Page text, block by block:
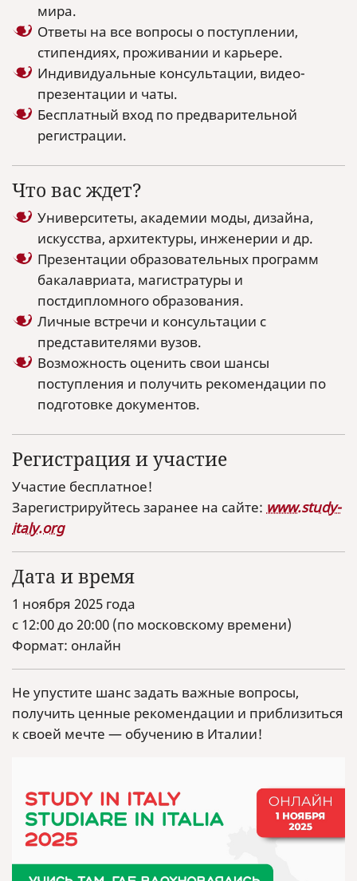
мира.
Ответы на все вопросы о поступлении,
стипендиях, проживании и карьере.
Индивидуальные консультации, видео-
презентации и чаты.
Бесплатный вход по предварительной
регистрации.
Что вас ждет?
Университеты, академии моды, дизайна,
искусства, архитектуры, инженерии и др.
Презентации образовательных программ
бакалавриата, магистратуры и
постдипломного образования.
Личные встречи и консультации с
представителями вузов.
Возможность оценить свои шансы
поступления и получить рекомендации по
подготовке документов.
Регистрация и участие
Участие бесплатное!
Зарегистрируйтесь заранее на сайте: www.study-
italy.org
Дата и время
1 ноября 2025 года
с 12:00 до 20:00 (по московскому времени)
Формат: онлайн
Не упустите шанс задать важные вопросы,
получить ценные рекомендации и приблизиться
к своей мечте — обучению в Италии!